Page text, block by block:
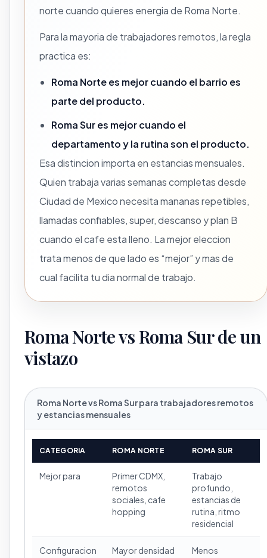
norte cuando quieres energia de Roma Norte.
Para la mayoria de trabajadores remotos, la regla
practica es:
Roma Norte es mejor cuando el barrio es
parte del producto.
Roma Sur es mejor cuando el
departamento y la rutina son el producto.
Esa distincion importa en estancias mensuales.
Quien trabaja varias semanas completas desde
Ciudad de Mexico necesita mananas repetibles,
llamadas confiables, super, descanso y plan B
cuando el cafe esta lleno. La mejor eleccion
trata menos de que lado es “mejor” y mas de
cual facilita tu dia normal de trabajo.
Roma Norte vs Roma Sur de un
vistazo
Roma Norte vs Roma Sur para trabajadores remotos
y estancias mensuales
CATEGORIA ROMA NORTE ROMA SUR
Mejor para
Primer CDMX,
remotos
sociales, cafe
hopping
Trabajo
profundo,
estancias de
rutina, ritmo
residencial
Configuracion
Mayor densidad
Menos